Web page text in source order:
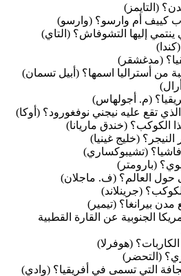
(التايمز)
كييف أم وارسو؟ (وارسو)
ينتمي إليها التشوفاش؟ (التاي)
(مدغشقر)
من أستراليا اسمها؟ (أبيل تسمان)
(م. أجولهاس)
الذي تقع عليه نيجني نوفغورود؟ (أوكا)
(خندق ماريانا)
(خليج غينيا)
(تشيبوكساري)
(بارومتر)
حول العالم؟ (ف. ماجلان)
(جرينلاند)
بيرانغا؟ (تيمير)
الجنوبية عن القارة القطبية
(هوفرلا)
(التحضر)
التي تسمى في أفريقيا؟ (وادي)